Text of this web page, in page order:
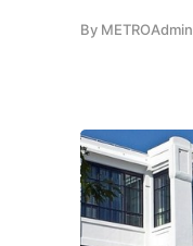
By METROAdmin